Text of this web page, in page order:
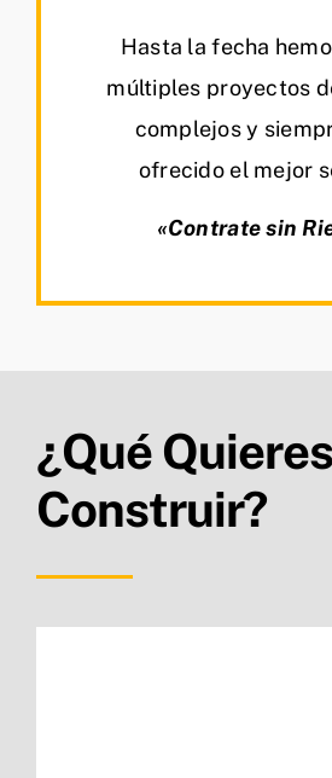
Hasta la fecha
múltiples proyectos
complejos y
ofrecido el mejor
«Contrate sin
¿Qué Quieres
Construir?